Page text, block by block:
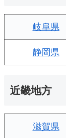
岐阜県
静岡県
近畿地方
滋賀県